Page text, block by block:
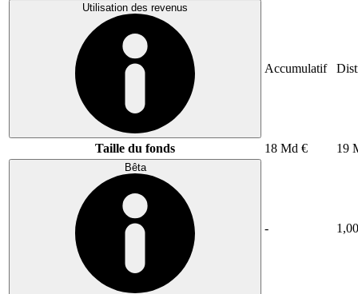
Utilisation des revenus
Accumulatif
Taille du fonds 18 Md € 19
Bêta
- 1,00